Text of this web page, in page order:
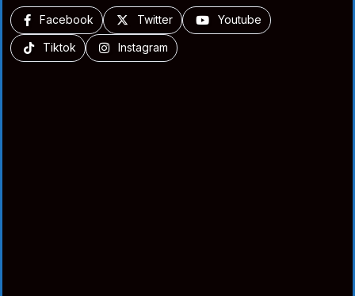
Facebook Twitter Youtube
Tiktok Instagram